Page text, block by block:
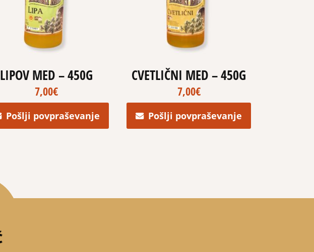
LIPOV MED – 450G
7,00€
Pošlji povpraševanje
CVETLIČNI MED – 450G
7,00€
Pošlji povpraševanje